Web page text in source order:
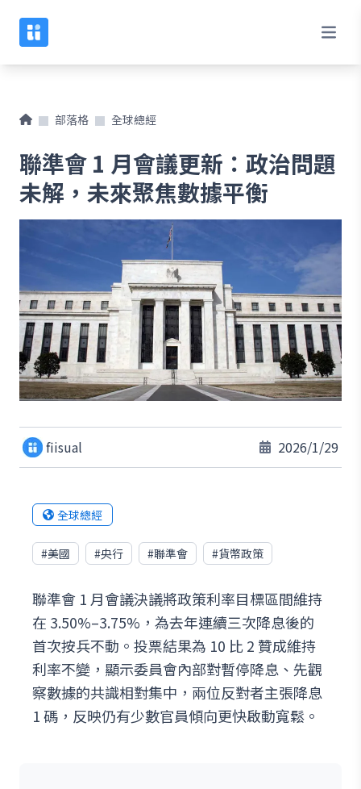
部落格 全球總經
聯準會 1 月會議更新：政治問題
未解，未來聚焦數據平衡
fiisual 2026/1/29
全球總經
#美國 #央行 #聯準會 #貨幣政策
聯準會 1 月會議決議將政策利率目標區間維持
在 3.50%–3.75%，為去年連續三次降息後的
首次按兵不動。投票結果為 10 比 2 贊成維持
利率不變，顯示委員會內部對暫停降息、先觀
察數據的共識相對集中，兩位反對者主張降息
1 碼，反映仍有少數官員傾向更快啟動寬鬆。